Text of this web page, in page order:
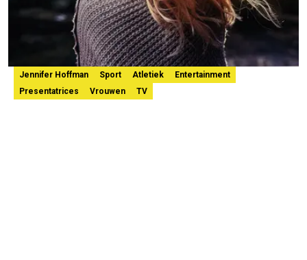
Jennifer Hoffman Sport Atletiek
Entertainment
Presentatrices
Vrouwen TV